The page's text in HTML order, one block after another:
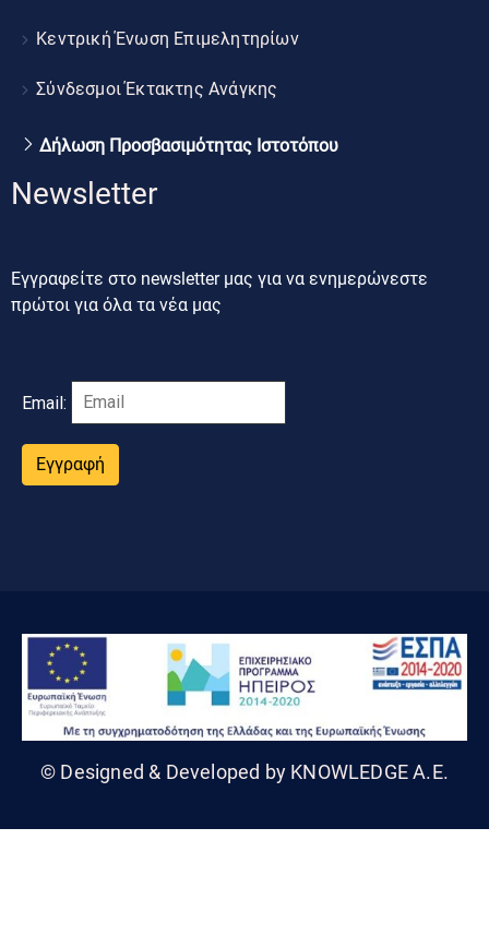
Κεντρική Ένωση Επιμελητηρίων
Σύνδεσμοι Έκτακτης Ανάγκης
Δήλωση Προσβασιμότητας Ιστοτόπου
Newsletter
Εγγραφείτε στο newsletter μας για να ενημερώνεστε
πρώτοι για όλα τα νέα μας
Email:
Εγγραφή
© Designed & Developed by KNOWLEDGE A.E.